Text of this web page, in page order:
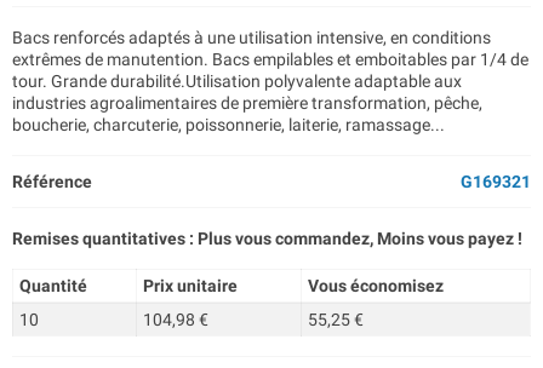
Bacs renforcés adaptés à une utilisation intensive, en conditions
extrêmes de manutention. Bacs empilables et emboitables par 1/4 de
tour. Grande durabilité.Utilisation polyvalente adaptable aux
industries agroalimentaires de première transformation, pêche,
boucherie, charcuterie, poissonnerie, laiterie, ramassage...
Référence G169321
Remises quantitatives : Plus vous commandez, Moins vous payez !
Quantité Prix unitaire
Vous économisez
10
104,98 € 55,25 €